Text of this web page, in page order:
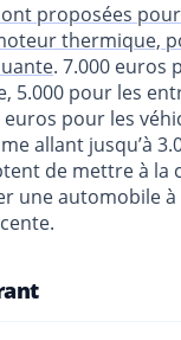
proposées
thermique,
. 7.000 euros
5.000 pour les
euros pour les
allant jusqu’à
de mettre à la
une automobile